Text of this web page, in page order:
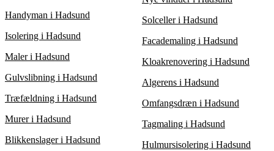
Handyman i Hadsund
Isolering i Hadsund
Maler i Hadsund
Gulvslibning i Hadsund
Træfældning i Hadsund
Murer i Hadsund
Blikkenslager i Hadsund
Solceller i Hadsund
Facademaling i Hadsund
Kloakrenovering i Hadsund
Algerens i Hadsund
Omfangsdræn i Hadsund
Tagmaling i Hadsund
Hulmursisolering i Hadsund